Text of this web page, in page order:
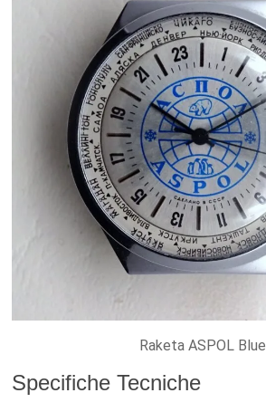
Raketa ASPOL Blue
Specifiche Tecniche